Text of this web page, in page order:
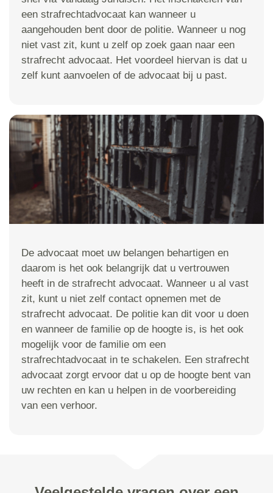
een strafrechtadvocaat kan wanneer u
aangehouden bent door de politie. Wanneer u nog
niet vast zit, kunt u zelf op zoek gaan naar een
strafrecht advocaat. Het voordeel hiervan is dat u
zelf kunt aanvoelen of de advocaat bij u past.
De advocaat moet uw belangen behartigen en
daarom is het ook belangrijk dat u vertrouwen
heeft in de strafrecht advocaat. Wanneer u al vast
zit, kunt u niet zelf contact opnemen met de
strafrecht advocaat. De politie kan dit voor u doen
en wanneer de familie op de hoogte is, is het ook
mogelijk voor de familie om een
strafrechtadvocaat in te schakelen. Een strafrecht
advocaat zorgt ervoor dat u op de hoogte bent van
uw rechten en kan u helpen in de voorbereiding
van een verhoor.